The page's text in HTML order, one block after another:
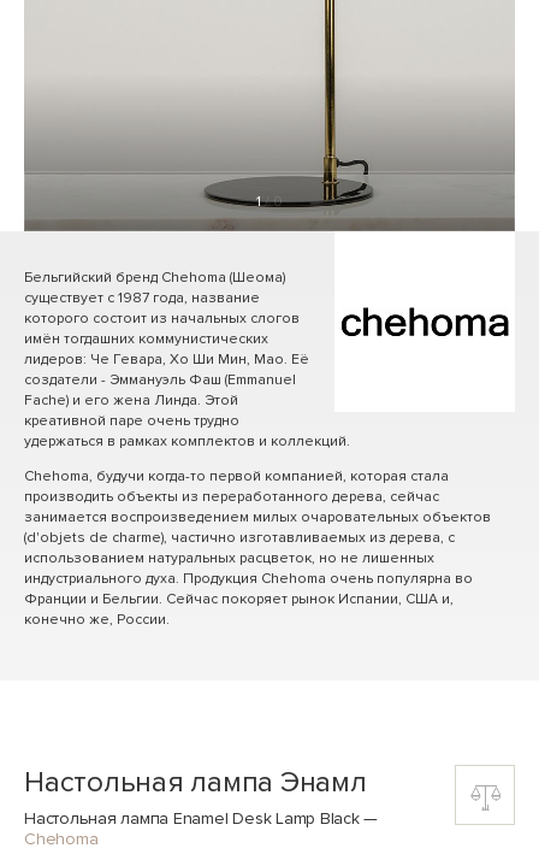
1/ 0
Бельгийский бренд Chehoma (Шеома)
существует с 1987 года, название
которого состоит из начальных слогов
имён тогдашних коммунистических
лидеров: Че Гевара, Хо Ши Мин, Мао. Её
создатели - Эммануэль Фаш (Emmanuel
Fache) и его жена Линда. Этой
креативной паре очень трудно
удержаться в рамках комплектов и коллекций.
Chehoma, будучи когда-то первой компанией, которая стала
производить объекты из переработанного дерева, сейчас
занимается воспроизведением милых очаровательных объектов
(d'objets de charme), частично изготавливаемых из дерева, с
использованием натуральных расцветок, но не лишенных
индустриального духа. Продукция Chehoma очень популярна во
Франции и Бельгии. Сейчас покоряет рынок Испании, США и,
конечно же, России.
Настольная лампа Энамл
Настольная лампа Enamel Desk Lamp Black—
Chehoma